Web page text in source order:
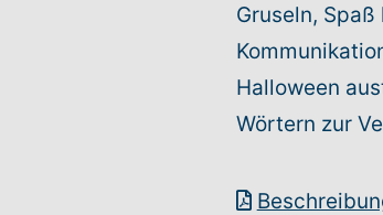
Gruseln,
Halloween
Wörtern zur